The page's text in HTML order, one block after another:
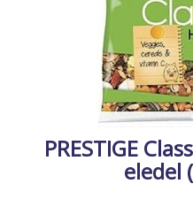
ÉLŐ ÉDESVÍZI
ÉLŐ TENGERI
KISÁLLATOK
NÖVÉNYEK
PRESTIGE
eledel